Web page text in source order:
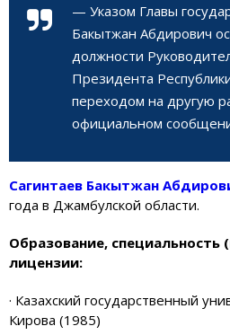
— Указом Главы
Бакытжан Абдирович
должности
Президента
переходом на другую
официальном
Сагинтаев Бакытжан
года в Джамбулской области.
Образование, специальность
лицензии:
· Казахский государственный
Кирова (1985)